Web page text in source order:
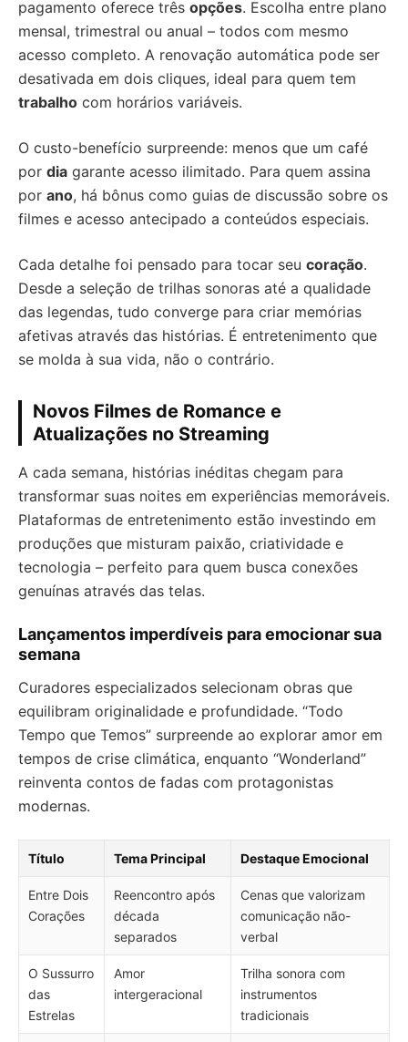
pagamento oferece três opções. Escolha entre plano
mensal, trimestral ou anual – todos com mesmo
acesso completo. A renovação automática pode ser
desativada em dois cliques, ideal para quem tem
trabalho com horários variáveis.
O custo-benefício surpreende: menos que um café
por dia garante acesso ilimitado. Para quem assina
por ano, há bônus como guias de discussão sobre os
filmes e acesso antecipado a conteúdos especiais.
Cada detalhe foi pensado para tocar seu coração.
Desde a seleção de trilhas sonoras até a qualidade
das legendas, tudo converge para criar memórias
afetivas através das histórias. É entretenimento que
se molda à sua vida, não o contrário.
Novos Filmes de Romance e
Atualizações no Streaming
A cada semana, histórias inéditas chegam para
transformar suas noites em experiências memoráveis.
Plataformas de entretenimento estão investindo em
produções que misturam paixão, criatividade e
tecnologia – perfeito para quem busca conexões
genuínas através das telas.
Lançamentos imperdíveis para emocionar sua
semana
Curadores especializados selecionam obras que
equilibram originalidade e profundidade. “Todo
Tempo que Temos” surpreende ao explorar amor em
tempos de crise climática, enquanto “Wonderland”
reinventa contos de fadas com protagonistas
modernas.
Título Tema Principal Destaque Emocional
Entre Dois
Corações
Reencontro após
década
separados
Cenas que valorizam
comunicação não-
verbal
O Sussurro
das
Estrelas
Amor
intergeracional
Trilha sonora com
instrumentos
tradicionais